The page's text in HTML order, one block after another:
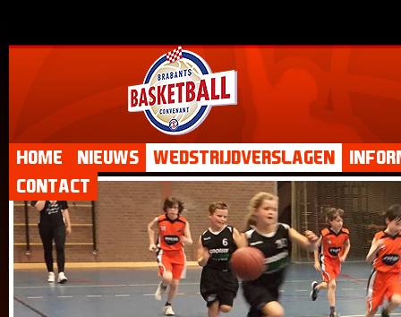
Home Nieuws Wedstrijdverslagen
Contact